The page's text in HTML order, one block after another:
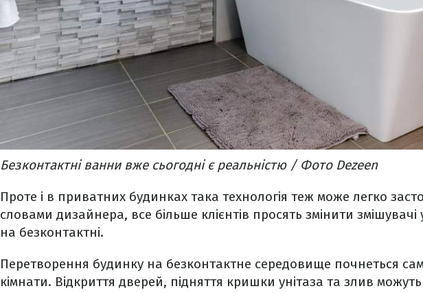
Безконтактні ванни вже сьогодні є реальністю / Фото Dezeen
Проте і в приватних будинках така технологія теж може легко
словами дизайнера, все більше клієнтів просять змінити змішувачі
на безконтактні.
Перетворення будинку на безконтактне середовище почнеться
кімнати. Відкриття дверей, підняття кришки унітаза та злив